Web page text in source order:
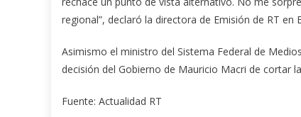
regional”, declaró la directora de Emisión de RT en
Asimismo el ministro del Sistema Federal de
decisión del Gobierno de Mauricio Macri de cortar
Fuente: Actualidad RT